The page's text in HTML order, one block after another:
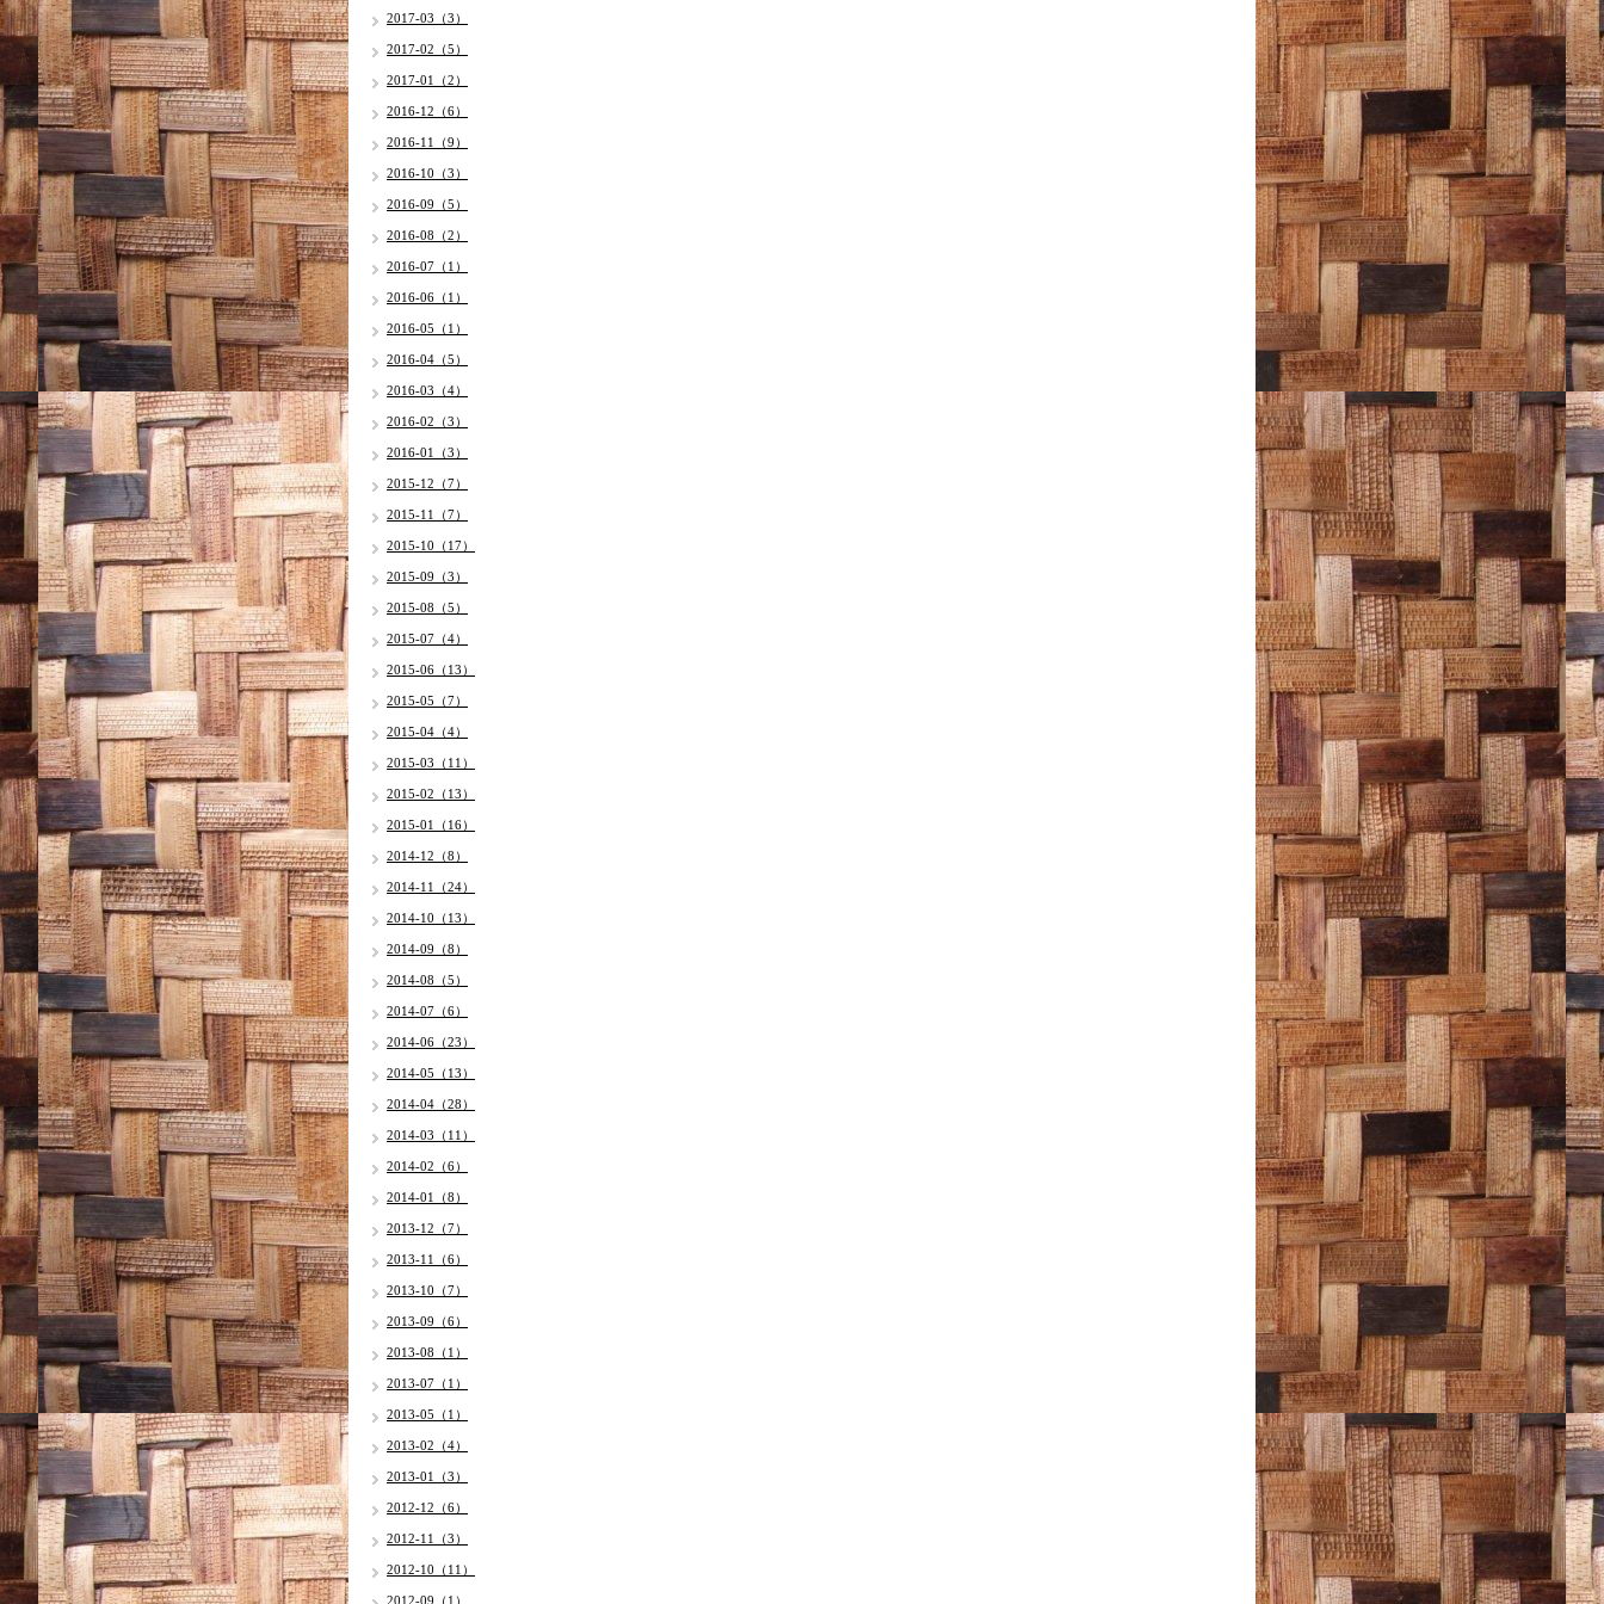
2017-03（3）
2017-02（5）
2017-01（2）
2016-12（6）
2016-11（9）
2016-10（3）
2016-09（5）
2016-08（2）
2016-07（1）
2016-06（1）
2016-05（1）
2016-04（5）
2016-03（4）
2016-02（3）
2016-01（3）
2015-12（7）
2015-11（7）
2015-10（17）
2015-09（3）
2015-08（5）
2015-07（4）
2015-06（13）
2015-05（7）
2015-04（4）
2015-03（11）
2015-02（13）
2015-01（16）
2014-12（8）
2014-11（24）
2014-10（13）
2014-09（8）
2014-08（5）
2014-07（6）
2014-06（23）
2014-05（13）
2014-04（28）
2014-03（11）
2014-02（6）
2014-01（8）
2013-12（7）
2013-11（6）
2013-10（7）
2013-09（6）
2013-08（1）
2013-07（1）
2013-05（1）
2013-02（4）
2013-01（3）
2012-12（6）
2012-11（3）
2012-10（11）
2012-09（1）